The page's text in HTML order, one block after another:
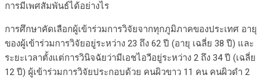
การมีเพศสัมพันธ์ได้อย่างไร
การศึกษาคัดเลือกผู้เข้าร่วมการวิจัยจากทุกภูมิภาคของประเทศ อายุ
ของผู้เข้าร่วมการวิจัยอยู่ระหว่าง 23 ถึง 62 ปี (อายุ เฉลี่ย 38 ปี) และ
ระยะเวลาตั้งแต่การวินิจฉัยว่ามีเอชไอวีอยู่ระหว่าง 2 ถึง 34 ปี (เฉลี่ย
12 ปี) ผู้เข้าร่วมการวิจัยประกอบด้วย คนผิวขาว 11 คน คนผิวดำ 2